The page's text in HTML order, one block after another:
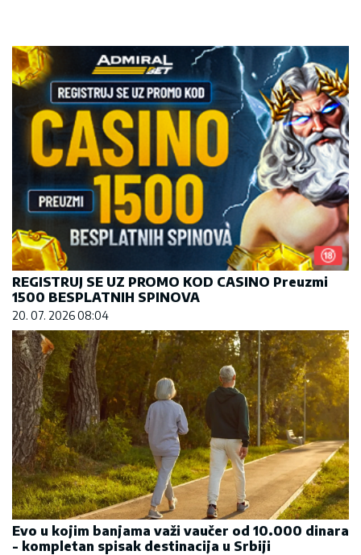
REGISTRUJ SE UZ PROMO KOD CASINO Preuzmi
1500 BESPLATNIH SPINOVA
20. 07. 2026 08:04
Evo u kojim banjama važi vaučer od 10.000 dinara
- kompletan spisak destinacija u Srbiji